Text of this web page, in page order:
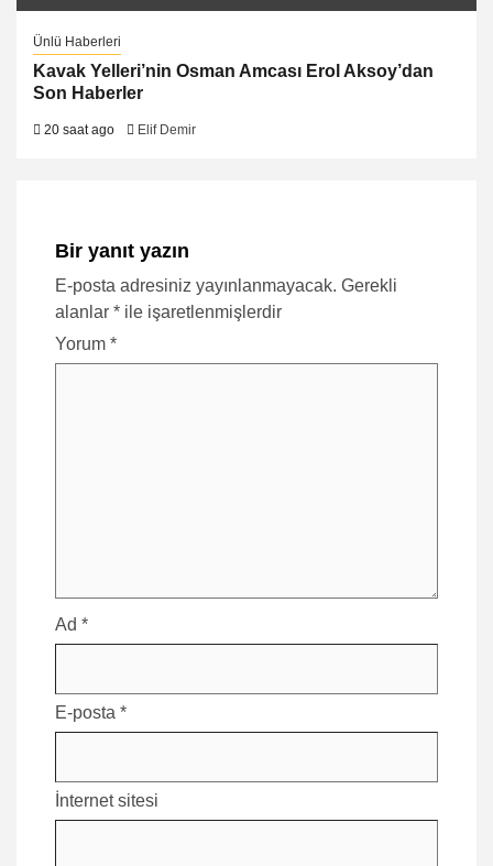
Ünlü Haberleri
Kavak Yelleri’nin Osman Amcası Erol Aksoy’dan
Son Haberler
20 saat ago Elif Demir
Bir yanıt yazın
E-posta adresiniz yayınlanmayacak. Gerekli
alanlar * ile işaretlenmişlerdir
Yorum *
Ad *
E-posta *
İnternet sitesi